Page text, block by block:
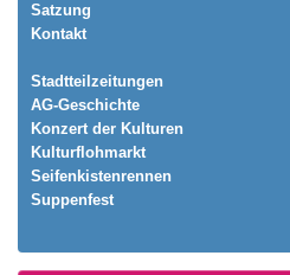
Satzung
Kontakt
Stadtteilzeitungen
AG-Geschichte
Konzert der Kulturen
Kulturflohmarkt
Seifenkistenrennen
Suppenfest